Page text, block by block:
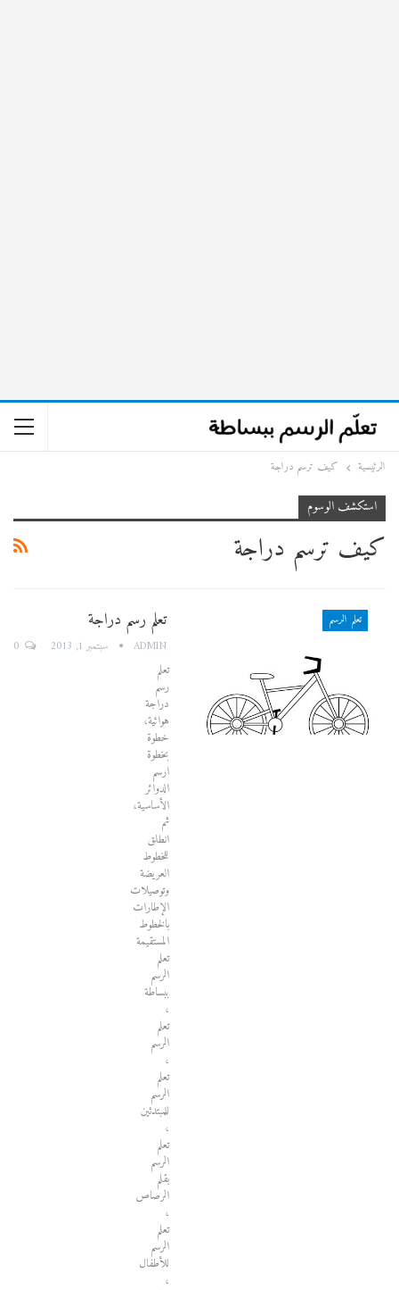
الرئيسية كيف ترسم دراجة
استكشف الوسوم
كيف ترسم دراجة
تعلم الرسم تعلم رسم دراجة
ADMIN سبتمبر 1, 2013
تعلم
رسم
دراجة
هوائية،
خطوة
بخطوة
ارسم
الدوائر
الأساسية،
ثم
انطلق
للخطوط
العريضة
وتوصيلات
الإطارات
بالخطوط
المستقيمة
تعلم
الرسم
ببساطة
،
تعلم
الرسم
،
تعلم
الرسم
للمبتدئين
،
تعلم
الرسم
بقلم
الرصاص
،
تعلم
الرسم
للأطفال
،